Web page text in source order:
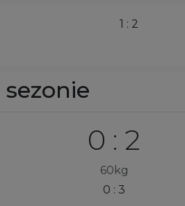
1 : 2
0 : 2
60kg
0 : 3